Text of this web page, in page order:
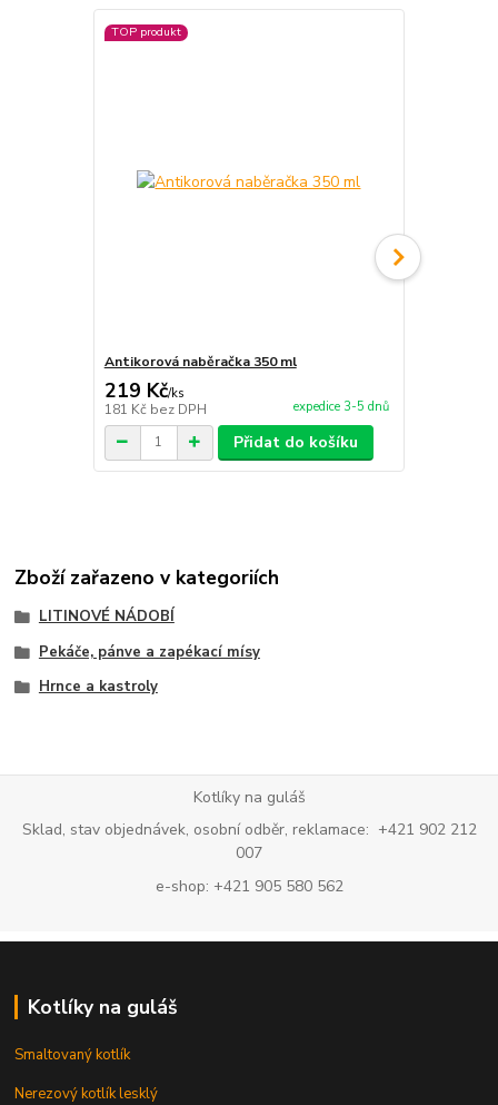
TOP produkt
Antikorová naběračka 350 ml
219 Kč/ks
181 Kč bez DPH expedice 3-5 dnů
Přidat do košíku
Zboží zařazeno v kategoriích
LITINOVÉ NÁDOBÍ
Pekáče, pánve a zapékací mísy
Hrnce a kastroly
Kotlíky na guláš
Sklad, stav objednávek, osobní odběr, reklamace: +421 902 212
007
e-shop: +421 905 580 562
Kotlíky na guláš
Smaltovaný kotlík
Nerezový kotlík lesklý